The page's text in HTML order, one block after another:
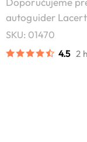
autoguider
SKU: 01470
4.5 2